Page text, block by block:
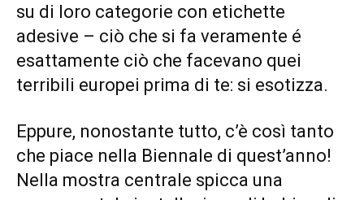
su di loro categorie con etichette
adesive – ciò che si fa veramente é
esattamente ciò che facevano quei
terribili europei prima di te: si esotizza.
Eppure, nonostante tutto, c’è così tanto
che piace nella Biennale di quest’anno!
Nella mostra centrale spicca una